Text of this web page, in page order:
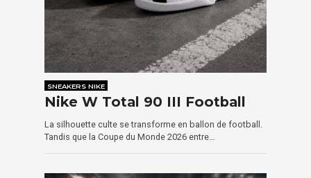
SNEAKERS NIKE
Nike W Total 90 III Football
La silhouette culte se transforme en ballon de football.
Tandis que la Coupe du Monde 2026 entre…